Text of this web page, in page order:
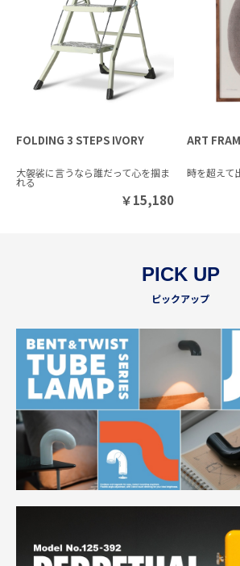
FOLDING 3 STEPS IVORY
大袈裟に言うなら誰だって心を掴ま
れる
￥15,180
ART
時を超えて
PICK UP
ピックアップ